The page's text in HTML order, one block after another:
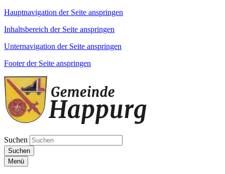
Hauptnavigation der Seite anspringen
Inhaltsbereich der Seite anspringen
Unternavigation der Seite anspringen
Footer der Seite anspringen
Suchen
Suchen
Menü